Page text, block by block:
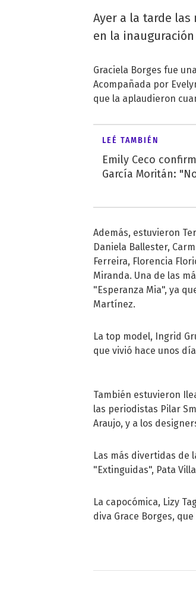
Ayer a la tarde
en la
Graciela Borges fue
Acompañada por
que la aplaudieron
LEÉ TAMBIÉN
Emily Ceco
García Moritán:
Además, estuvieron
Daniela Ballester,
Ferreira, Florencia
Miranda. Una de las
"Esperanza Mia", ya
Martínez.
La top model, Ingrid
que vivió hace unos
También estuvieron
las periodistas Pilar
Araujo, y a los
Las más divertidas de
"Extinguidas", Pata
La capocómica, Lizy
diva Grace Borges,